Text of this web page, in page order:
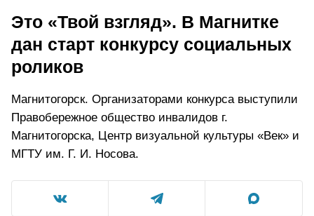
Это «Твой взгляд». В Магнитке
дан старт конкурсу социальных
роликов
Магнитогорск. Организаторами конкурса выступили
Правобережное общество инвалидов г.
Магнитогорска, Центр визуальной культуры «Век» и
МГТУ им. Г. И. Носова.